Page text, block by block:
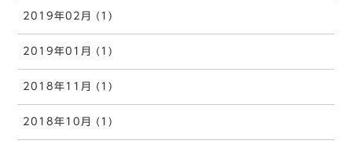
2019年02月 (1)
2019年01月 (1)
2018年11月 (1)
2018年10月 (1)